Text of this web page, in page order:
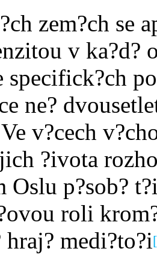
zem?ch se
v ka?d?
specifick?ch
ne?
v?cech
?ivota
Oslu p?sob?
roli
medi?to?i